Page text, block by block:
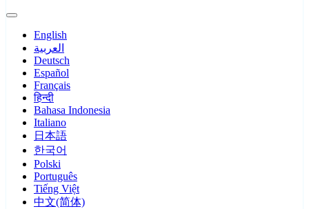
English
العربية
Deutsch
Español
Français
हिन्दी
Bahasa Indonesia
Italiano
日本語
한국어
Polski
Português
Tiếng Việt
中文(简体)